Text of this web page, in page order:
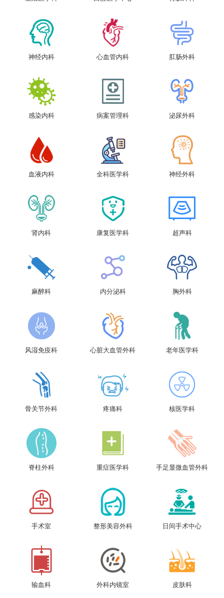
神经内科 心血管内科 肛肠外科
感染内科 病案管理科 泌尿外科
血液内科 全科医学科 神经外科
肾内科 康复医学科 超声科
麻醉科 内分泌科 胸外科
风湿免疫科 心脏大血管外科 老年医学科
骨关节外科 疼痛科 核医学科
脊柱外科 重症医学科 手足显微血管外科
手术室 整形美容外科 日间手术中心
输血科 外科内镜室 皮肤科